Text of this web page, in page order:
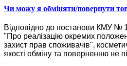
Чи можу я обміняти/повернути
Відповідно до постанови КМУ №
"Про реалізацію окремих
захист прав споживачів",
якості обміну та поверненню не